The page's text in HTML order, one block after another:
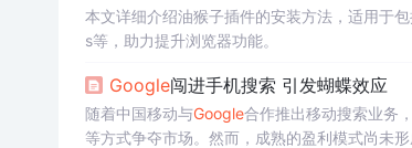
本文详细介绍油猴子插件的安装方法，适用于
s等，助力提升浏览器功能。
Google闯进手机搜索 引发蝴蝶效应
随着中国移动与Google合作推出移动搜索业务
等方式争夺市场。然而，成熟的盈利模式尚未形